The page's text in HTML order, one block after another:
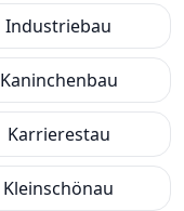
Industriebau
Kaninchenbau
Karrierestau
Kleinschönau